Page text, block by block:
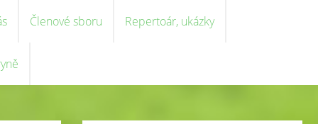
Členové sboru Repertoár, ukázky